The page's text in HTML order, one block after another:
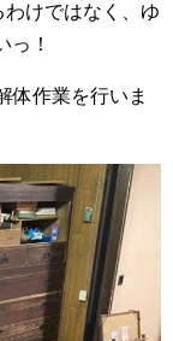
けではなく、ゆ
っ！
体作業を行いま